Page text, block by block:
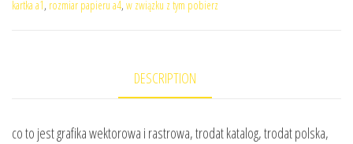
kartka a1, rozmiar papieru a4, w związku z tym pobierz
DESCRIPTION
co to jest grafika wektorowa i rastrowa, trodat katalog, trodat polska,